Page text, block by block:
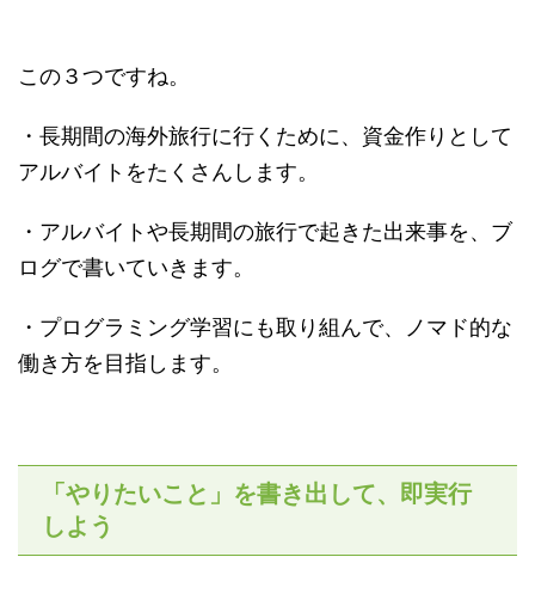
この３つですね。
・長期間の海外旅行に行くために、資金作りとして
アルバイトをたくさんします。
・アルバイトや長期間の旅行で起きた出来事を、ブ
ログで書いていきます。
・プログラミング学習にも取り組んで、ノマド的な
働き方を目指します。
「やりたいこと」を書き出して、即実行
しよう